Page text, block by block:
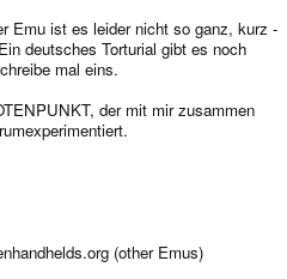
Emu ist es leider nicht so ganz, kurz -
deutsches Torturial gibt es noch
mal eins.
der mit mir zusammen
(other Emus)